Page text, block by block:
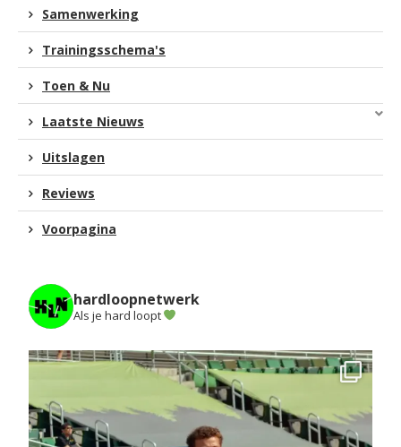
Samenwerking
Trainingsschema's
Toen & Nu
Laatste Nieuws
Uitslagen
Reviews
Voorpagina
hardloopnetwerk
Als je hard loopt